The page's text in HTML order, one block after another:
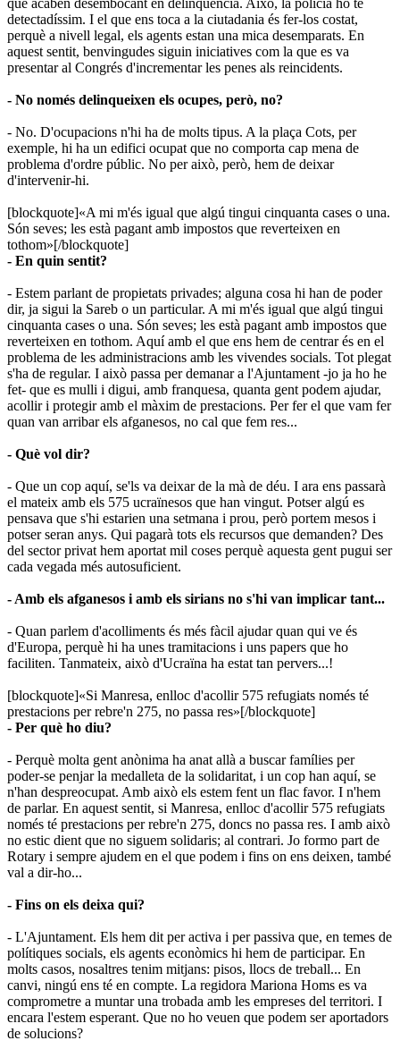
detectadíssim. I el que ens toca a la ciutadania és fer-los costat,
perquè a nivell legal, els agents estan una mica desemparats. En
aquest sentit, benvingudes siguin iniciatives com la que es va
presentar al Congrés d'incrementar les penes als reincidents.
- No només delinqueixen els ocupes, però, no?
- No. D'ocupacions n'hi ha de molts tipus. A la plaça Cots, per
exemple, hi ha un edifici ocupat que no comporta cap mena de
problema d'ordre públic. No per això, però, hem de deixar
d'intervenir-hi.
[blockquote]«A mi m'és igual que algú tingui cinquanta cases o una.
Són seves; les està pagant amb impostos que reverteixen en
tothom»[/blockquote]
- En quin sentit?
- Estem parlant de propietats privades; alguna cosa hi han de poder
dir, ja sigui la Sareb o un particular. A mi m'és igual que algú tingui
cinquanta cases o una. Són seves; les està pagant amb impostos que
reverteixen en tothom. Aquí amb el que ens hem de centrar és en el
problema de les administracions amb les vivendes socials. Tot plegat
s'ha de regular. I això passa per demanar a l'Ajuntament -jo ja ho he
fet- que es mulli i digui, amb franquesa, quanta gent podem ajudar,
acollir i protegir amb el màxim de prestacions. Per fer el que vam fer
quan van arribar els afganesos, no cal que fem res...
- Què vol dir?
- Que un cop aquí, se'ls va deixar de la mà de déu. I ara ens passarà
el mateix amb els 575 ucraïnesos que han vingut. Potser algú es
pensava que s'hi estarien una setmana i prou, però portem mesos i
potser seran anys. Qui pagarà tots els recursos que demanden? Des
del sector privat hem aportat mil coses perquè aquesta gent pugui ser
cada vegada més autosuficient.
- Amb els afganesos i amb els sirians no s'hi van implicar tant...
- Quan parlem d'acolliments és més fàcil ajudar quan qui ve és
d'Europa, perquè hi ha unes tramitacions i uns papers que ho
faciliten. Tanmateix, això d'Ucraïna ha estat tan pervers...!
[blockquote]«Si Manresa, enlloc d'acollir 575 refugiats només té
prestacions per rebre'n 275, no passa res»[/blockquote]
- Per què ho diu?
- Perquè molta gent anònima ha anat allà a buscar famílies per
poder-se penjar la medalleta de la solidaritat, i un cop han aquí, se
n'han despreocupat. Amb això els estem fent un flac favor. I n'hem
de parlar. En aquest sentit, si Manresa, enlloc d'acollir 575 refugiats
només té prestacions per rebre'n 275, doncs no passa res. I amb això
no estic dient que no siguem solidaris; al contrari. Jo formo part de
Rotary i sempre ajudem en el que podem i fins on ens deixen, també
val a dir-ho...
- Fins on els deixa qui?
- L'Ajuntament. Els hem dit per activa i per passiva que, en temes de
polítiques socials, els agents econòmics hi hem de participar. En
molts casos, nosaltres tenim mitjans: pisos, llocs de treball... En
canvi, ningú ens té en compte. La regidora Mariona Homs es va
comprometre a muntar una trobada amb les empreses del territori. I
encara l'estem esperant. Que no ho veuen que podem ser aportadors
de solucions?